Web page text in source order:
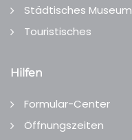
Städtisches Museum
Touristisches
Hilfen
Formular-Center
Öffnungszeiten